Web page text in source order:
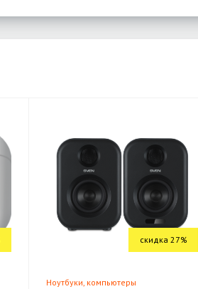
скидка 27%
Ноутбуки, компьютеры